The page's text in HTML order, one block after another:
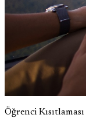
Öğrenci